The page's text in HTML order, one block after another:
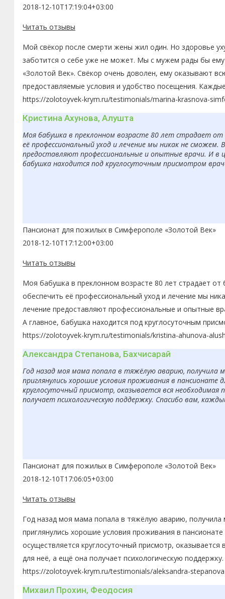
2018-12-10T17:19:04+03:00
Читать отзывы
Мой свёкор после смерти жены жил один. Но здоровье
заботится о себе уже не может. Мы с мужем рады бы ему
«Золотой Век». Свёкор очень доволен, ему оказывают
предоставляемые условия и удобство посещения.
https://zolotoyvek-krym.ru/testimonials/marina-krasnova-
Кристина Ахунова, Алушта
Моя бабушка в преклонном возрасте 80 лет страдает от
её профессиональный уход и лечение мы никак не
предоставляют профессиональные и опытные врачи. И в
бабушка находится под круглосуточным присмотром
Пансионат для пожилых в Симферополе «Золотой Век»
2018-12-10T17:12:00+03:00
Читать отзывы
Моя бабушка в преклонном возрасте 80 лет страдает
обеспечить её профессиональный уход и лечение мы
лечение предоставляют профессиональные и опытные
А главное, бабушка находится под круглосуточным
https://zolotoyvek-krym.ru/testimonials/kristina-ahunova-
Александра Степанова, Бахчисарай
Год назад моя мама попала в тяжёлую аварию, получила
приглянулись хорошие условия проживания в
круглосуточный присмотр, оказывается вся
получает психологическую поддержку. Спасибо вам,
Пансионат для пожилых в Симферополе «Золотой Век»
2018-12-10T17:06:05+03:00
Читать отзывы
Год назад моя мама попала в тяжёлую аварию,
приглянулись хорошие условия проживания в
осуществляется круглосуточный присмотр,
для неё, а ещё она получает психологическую
https://zolotoyvek-krym.ru/testimonials/aleksandra-
Михаил Прохин, Феодосия